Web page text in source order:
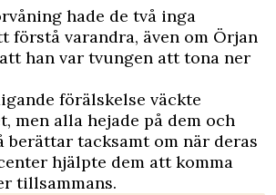
hade de två inga
förstå varandra, även om Örjan
han var tvungen att tona ner
förälskelse väckte
men alla hejade på dem och
berättar tacksamt om när deras
hjälpte dem att komma
tillsammans.